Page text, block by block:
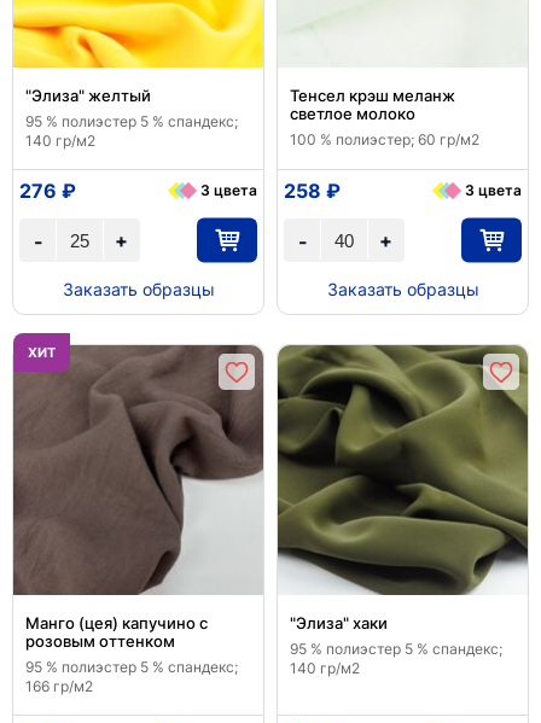
"Элиза" желтый
95 % полиэстер 5 % спандекс;
140 гр/м2
+
-
276 ₽ 3 цвета
Заказать образцы
Тенсел крэш меланж
светлое молоко
100 % полиэстер; 60 гр/м2
+
-
258 ₽ 3 цвета
Заказать образцы
ХИТ
Манго (цея) капучино с
розовым оттенком
95 % полиэстер 5 % спандекс;
166 гр/м2
"Элиза" хаки
95 % полиэстер 5 % спандекс;
140 гр/м2